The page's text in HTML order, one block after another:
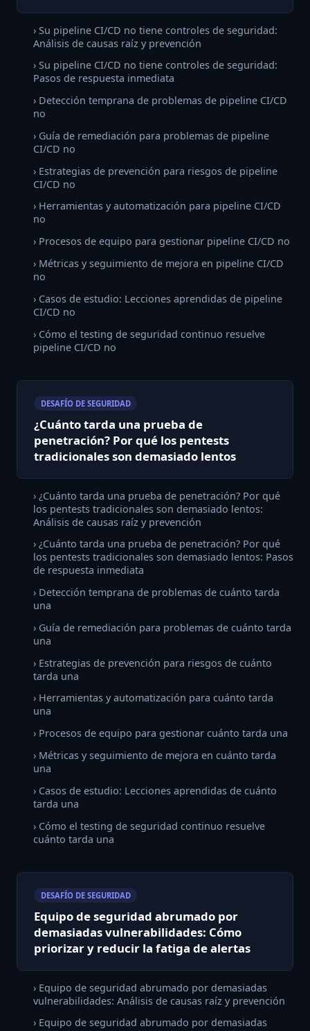
› Su pipeline CI/CD no tiene controles de seguridad:
Análisis de causas raíz y prevención
› Su pipeline CI/CD no tiene controles de seguridad:
Pasos de respuesta inmediata
› Detección temprana de problemas de pipeline CI/CD
no
› Guía de remediación para problemas de pipeline
CI/CD no
› Estrategias de prevención para riesgos de pipeline
CI/CD no
› Herramientas y automatización para pipeline CI/CD
no
› Procesos de equipo para gestionar pipeline CI/CD no
› Métricas y seguimiento de mejora en pipeline CI/CD
no
› Casos de estudio: Lecciones aprendidas de pipeline
CI/CD no
› Cómo el testing de seguridad continuo resuelve
pipeline CI/CD no
DESAFÍO DE SEGURIDAD
¿Cuánto tarda una prueba de
penetración? Por qué los pentests
tradicionales son demasiado lentos
› ¿Cuánto tarda una prueba de penetración? Por qué
los pentests tradicionales son demasiado lentos:
Análisis de causas raíz y prevención
› ¿Cuánto tarda una prueba de penetración? Por qué
los pentests tradicionales son demasiado lentos: Pasos
de respuesta inmediata
› Detección temprana de problemas de cuánto tarda
una
› Guía de remediación para problemas de cuánto tarda
una
› Estrategias de prevención para riesgos de cuánto
tarda una
› Herramientas y automatización para cuánto tarda
una
› Procesos de equipo para gestionar cuánto tarda una
› Métricas y seguimiento de mejora en cuánto tarda
una
› Casos de estudio: Lecciones aprendidas de cuánto
tarda una
› Cómo el testing de seguridad continuo resuelve
cuánto tarda una
DESAFÍO DE SEGURIDAD
Equipo de seguridad abrumado por
demasiadas vulnerabilidades: Cómo
priorizar y reducir la fatiga de alertas
› Equipo de seguridad abrumado por demasiadas
vulnerabilidades: Análisis de causas raíz y prevención
› Equipo de seguridad abrumado por demasiadas